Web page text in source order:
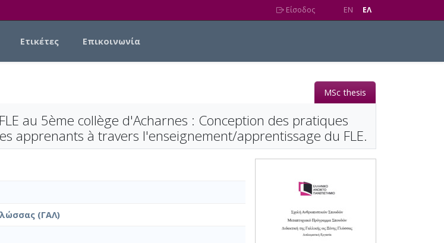
Είσοδος EN EΛ
Ετικέτες Επικοινωνία
MSc thesis
au 5ème collège d'Acharnes : Conception des pratiques
apprenants à travers l'enseignement/apprentissage du FLE.
(ΓΑΛ)